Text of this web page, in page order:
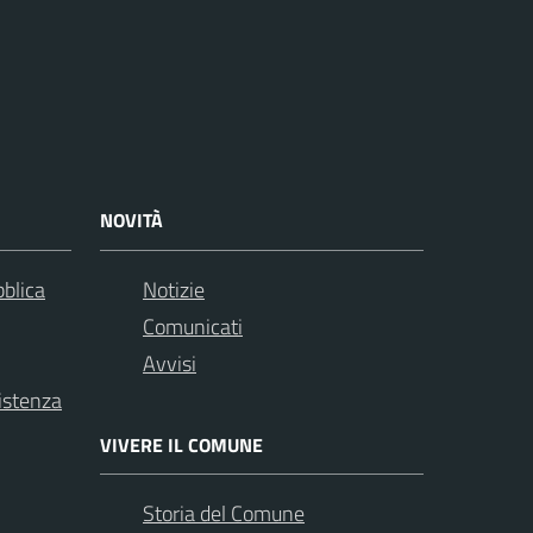
NOVITÀ
Notizie
Comunicati
Avvisi
VIVERE IL COMUNE
Storia del Comune